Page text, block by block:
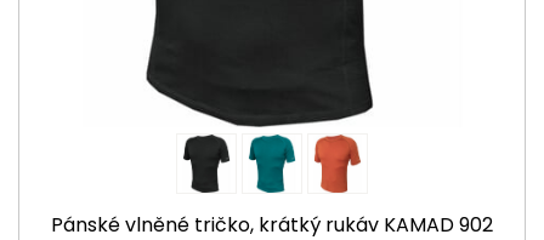
Pánské vlněné tričko, krátký rukáv KAMAD 902